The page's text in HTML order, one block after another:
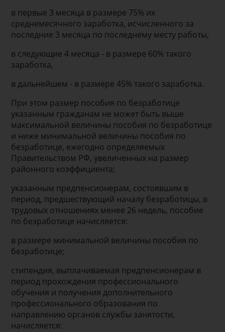
в первые 3 месяца в размере 75% их
среднемесячного заработка, исчисленного за
последние 3 месяца по последнему месту работы,
в следующие 4 месяца - в размере 60% такого
заработка,
в дальнейшем - в размере 45% такого заработка.
При этом размер пособия по безработице
указанным гражданам не может быть выше
максимальной величины пособия по безработице
и ниже минимальной величины пособия по
безработице, ежегодно определяемых
Правительством РФ, увеличенных на размер
районного коэффициента;
указанным предпенсионерам, состоявшим в
период, предшествующий началу безработицы, в
трудовых отношениях менее 26 недель, пособие
по безработице начисляется:
в размере минимальной величины пособия по
безработице;
стипендия, выплачиваемая предпенсионерам в
период прохождения профессионального
обучения и получения дополнительного
профессионального образования по
направлению органов службы занятости,
начисляется: